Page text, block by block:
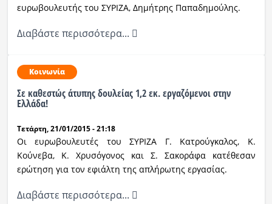
ευρωβουλευτής του ΣΥΡΙΖΑ, Δημήτρης Παπαδημούλης.
Διαβάστε περισσότερα...
Κοινωνία
Σε καθεστώς άτυπης δουλείας 1,2 εκ. εργαζόμενοι στην
Ελλάδα!
Τετάρτη, 21/01/2015 - 21:18
Οι ευρωβουλευτές του ΣΥΡΙΖΑ Γ. Κατρούγκαλος, Κ.
Κούνεβα, Κ. Χρυσόγονος και Σ. Σακοράφα κατέθεσαν
ερώτηση για τον εφιάλτη της απλήρωτης εργασίας.
Διαβάστε περισσότερα...